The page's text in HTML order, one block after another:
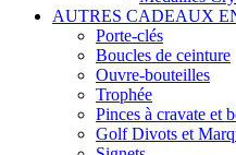
AUTRES CADEAUX
Porte-clés
Boucles de ceinture
Ouvre-bouteilles
Trophée
Pinces à cravate et
Golf Divots et